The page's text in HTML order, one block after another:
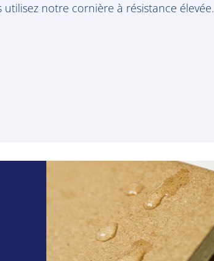
notre cornière à résistance élevée.